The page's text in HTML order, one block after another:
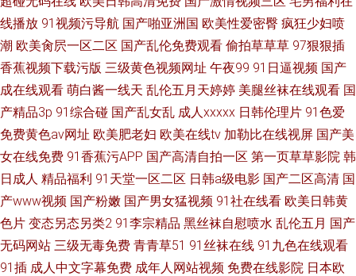
线播放 91视频污导航 国产啪亚洲国 欧美性爱密臀 疯狂少妇喷
潮 欧美肏屄一区二区 国产乱伦免费观看 偷拍草草草 97狠狠插
香蕉视频下载污版 三级黄色视频网址 午夜99 91日逼视频 国产
成在线观看 萌白酱一线天 乱伦五月天婷婷 美腿丝袜在线观看 国
产精品3p 91综合碰 国产乱女乱 成人xxxxx 日韩伦理片 91色爱
免费黄色av网址 欧美肥老妇 欧美在线tv 加勒比在线视屏 国产美
女在线免费 91香蕉污APP 国产高清自拍一区 第一页草草影院 韩
日成人 精品福利 91天堂一区二区 日韩a级电影 国产二区高清 国
产www视频 国产粉嫩 国产男女猛视频 91社在线看 欧美日韩黄
色片 变态另态另类2 91李宗精品 黑丝袜自慰喷水 乱伦五月 国产
无码网站 三级无毒免费 青青草51 91丝袜在线 91九色在线观看
91插 成人中文字幕免费 成年人网站视频 免费在线影院 日本欧